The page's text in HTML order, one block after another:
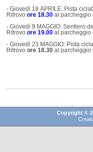
- Giovedì 18 APRILE: Pista
Ritrovo ore 18.30 al parcheggio
- Giovedì 9 MAGGIO: Sentiero
Ritrovo ore 19.00 al parcheggio
- Giovedì 23 MAGGIO: Pista
Ritrovo ore 18.30 al parcheggio
Copyright ©